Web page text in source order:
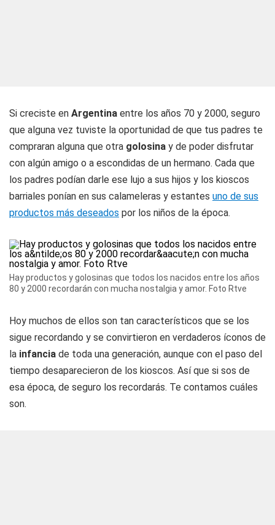
Si creciste en Argentina entre los años 70 y 2000, seguro
que alguna vez tuviste la oportunidad de que tus padres te
compraran alguna que otra golosina y de poder disfrutar
con algún amigo o a escondidas de un hermano. Cada que
los padres podían darle ese lujo a sus hijos y los kioscos
barriales ponían en sus calameleras y estantes uno de sus
productos más deseados por los niños de la época.
Hay productos y golosinas que todos los nacidos entre los años
80 y 2000 recordarán con mucha nostalgia y amor. Foto Rtve
Hoy muchos de ellos son tan característicos que se los
sigue recordando y se convirtieron en verdaderos íconos de
la infancia de toda una generación, aunque con el paso del
tiempo desaparecieron de los kioscos. Así que si sos de
esa época, de seguro los recordarás. Te contamos cuáles
son.